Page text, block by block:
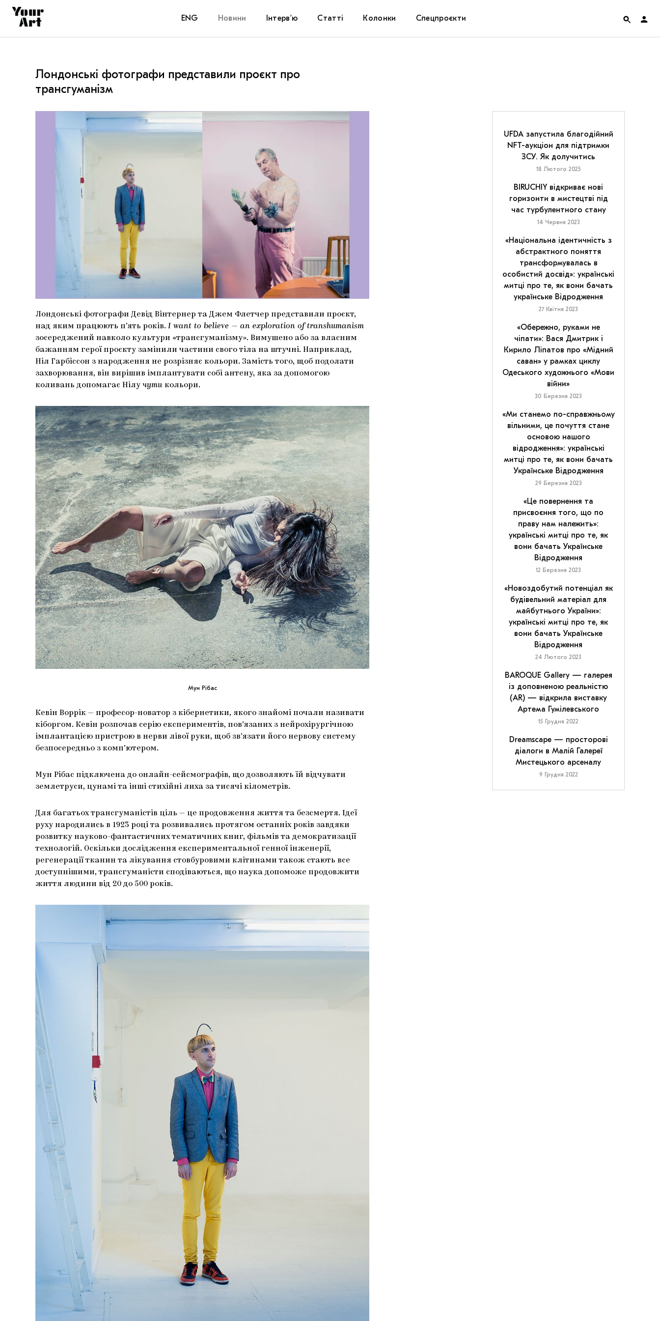
ENG Новини Інтерв’ю Статті Колонки Спецпроєкти
Carpathian Cult про різдвяні свята
Лондонські фотографи представили проєкт про
трансгуманізм
Лондонські фотографи Девід Вінтернер та Джем Флетчер представили проєкт,
над яким працюють п’ять років. I want to believe — an exploration of transhumanism
зосереджений навколо культури «трансгуманізму». Вимушено або за власним
бажанням герої проєкту замінили частини свого тіла на штучні. Наприклад,
Ніл Гарбіссон з народження не розрізняє кольори. Замість того, щоб подолати
захворювання, він вирішив імплантувати собі антену, яка за допомогою
коливань допомагає Нілу чути кольори.
Мун Рібас
Кевін Воррік — професор-новатор з кібернетики, якого знайомі почали називати
кіборгом. Кевін розпочав серію експериментів, пов’язаних з нейрохірургічною
імплантацією пристрою в нерви лівої руки, щоб зв’язати його нервову систему
безпосередньо з комп’ютером.
Мун Рібас підключена до онлайн-сейсмографів, що дозволяють їй відчувати
землетруси, цунамі та інші стихійні лиха за тисячі кілометрів.
Для багатьох трансгуманістів ціль — це продовження життя та безсмертя. Ідеї
руху народились в 1923 році та розвивались протягом останніх років завдяки
розвитку науково-фантастичних тематичних книг, фільмів та демократизації
технологій. Оскільки дослідження експериментальної генної інженерії,
регенерації тканин та лікування стовбуровими клітинами також стають все
доступнішими, трансгуманісти сподіваються, що наука допоможе продовжити
життя людини від 20 до 500 років.
UFDA запустила благодійний
NFT-аукціон для підтримки
ЗСУ. Як долучитись
18 Лютого 2025
BIRUCHIY відкриває нові
горизонти в мистецтві під
час турбулентного стану
14 Червня 2023
«Національна ідентичність з
абстрактного поняття
трансформувалась в
особистий досвід»: українські
митці про те, як вони бачать
українське Відродження
27 Квітня 2023
«Обережно, руками не
чіпати»: Вася Дмитрик і
Кирило Ліпатов про «Мідний
саван» у рамках циклу
Одеського художнього «Мови
війни»
30 Березня 2023
«Ми станемо по-справжньому
вільними, це почуття стане
основою нашого
відродження»: українські
митці про те, як вони бачать
Українське Відродження
29 Березня 2023
«Це повернення та
присвоєння того, що по
праву нам належить»:
українські митці про те, як
вони бачать Українське
Відродження
12 Березня 2023
«Новоздобутий потенціал як
будівельний матеріал для
майбутнього України»:
українські митці про те, як
вони бачать Українське
Відродження
24 Лютого 2023
BAROQUE Gallery — галерея
із доповненою реальністю
(AR) — відкрила виставку
Артема Гумілевського
15 Грудня 2022
Dreamscape — просторові
діалоги в Малій Галереї
Мистецького арсеналу
9 Грудня 2022